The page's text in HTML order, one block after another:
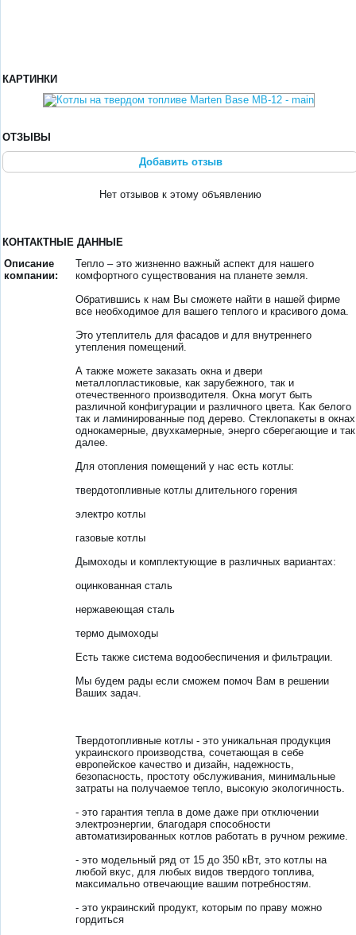
КАРТИНКИ
ОТЗЫВЫ
Добавить отзыв
Нет отзывов к этому объявлению
КОНТАКТНЫЕ ДАННЫЕ
Описание
компании:
Тепло – это жизненно важный аспект для нашего
комфортного существования на планете земля.
Обратившись к нам Вы сможете найти в нашей фирме
все необходимое для вашего теплого и красивого дома.
Это утеплитель для фасадов и для внутреннего
утепления помещений.
А также можете заказать окна и двери
металлопластиковые, как зарубежного, так и
отечественного производителя. Окна могут быть
различной конфигурации и различного цвета. Как белого
так и ламинированные под дерево. Стеклопакеты в окнах
однокамерные, двухкамерные, энерго сберегающие и так
далее.
Для отопления помещений у нас есть котлы:
твердотопливные котлы длительного горения
электро котлы
газовые котлы
Дымоходы и комплектующие в различных вариантах:
оцинкованная сталь
нержавеющая сталь
термо дымоходы
Есть также система водообеспичения и фильтрации.
Мы будем рады если сможем помоч Вам в решении
Ваших задач.
Твердотопливные котлы - это уникальная продукция
украинского производства, сочетающая в себе
европейское качество и дизайн, надежность,
безопасность, простоту обслуживания, минимальные
затраты на получаемое тепло, высокую экологичность.
- это гарантия тепла в доме даже при отключении
электроэнергии, благодаря способности
автоматизированных котлов работать в ручном режиме.
- это модельный ряд от 15 до 350 кВт, это котлы на
любой вкус, для любых видов твердого топлива,
максимально отвечающие вашим потребностям.
- это украинский продукт, которым по праву можно
гордиться